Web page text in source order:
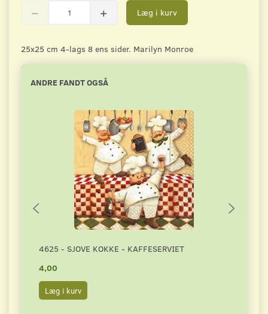
Læg i kurv
25x25 cm 4-lags 8 ens sider. Marilyn Monroe
ANDRE FANDT OGSÅ
4625 - SJOVE KOKKE - KAFFESERVIET
4,00
Læg i kurv